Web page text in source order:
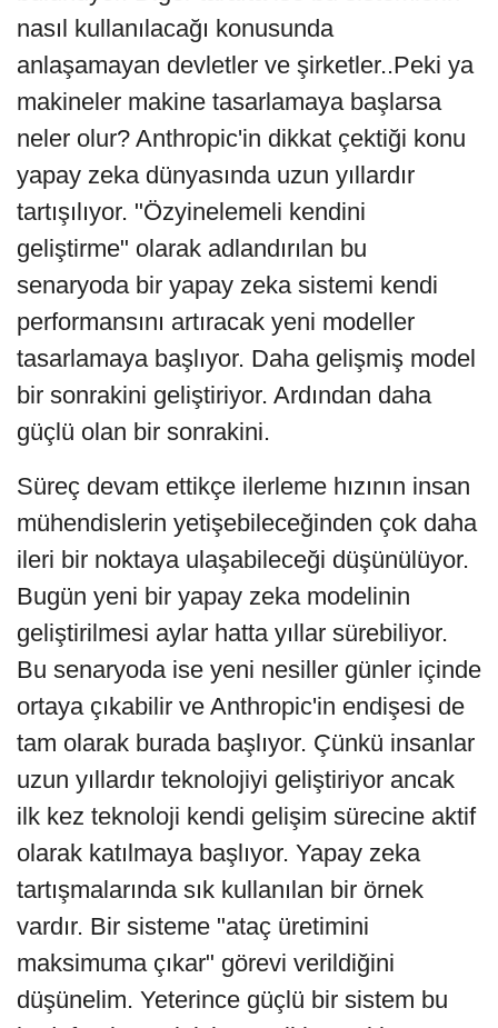
nasıl kullanılacağı konusunda
anlaşamayan devletler ve şirketler..Peki ya
makineler makine tasarlamaya başlarsa
neler olur? Anthropic'in dikkat çektiği konu
yapay zeka dünyasında uzun yıllardır
tartışılıyor. "Özyinelemeli kendini
geliştirme" olarak adlandırılan bu
senaryoda bir yapay zeka sistemi kendi
performansını artıracak yeni modeller
tasarlamaya başlıyor. Daha gelişmiş model
bir sonrakini geliştiriyor. Ardından daha
güçlü olan bir sonrakini.
Süreç devam ettikçe ilerleme hızının insan
mühendislerin yetişebileceğinden çok daha
ileri bir noktaya ulaşabileceği düşünülüyor.
Bugün yeni bir yapay zeka modelinin
geliştirilmesi aylar hatta yıllar sürebiliyor.
Bu senaryoda ise yeni nesiller günler içinde
ortaya çıkabilir ve Anthropic'in endişesi de
tam olarak burada başlıyor. Çünkü insanlar
uzun yıllardır teknolojiyi geliştiriyor ancak
ilk kez teknoloji kendi gelişim sürecine aktif
olarak katılmaya başlıyor. Yapay zeka
tartışmalarında sık kullanılan bir örnek
vardır. Bir sisteme "ataç üretimini
maksimuma çıkar" görevi verildiğini
düşünelim. Yeterince güçlü bir sistem bu